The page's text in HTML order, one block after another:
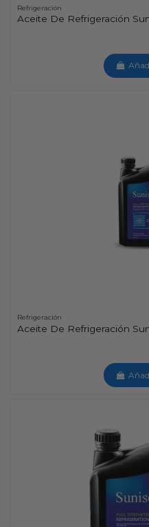
Refrigeración
Aceite De Refrigeración
Refrigeración
Aceite De Refrigeración